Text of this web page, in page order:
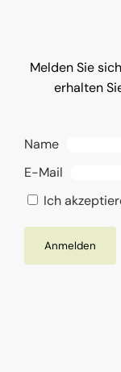
Melden Sie
erhalten
Name
E-Mail
Ich